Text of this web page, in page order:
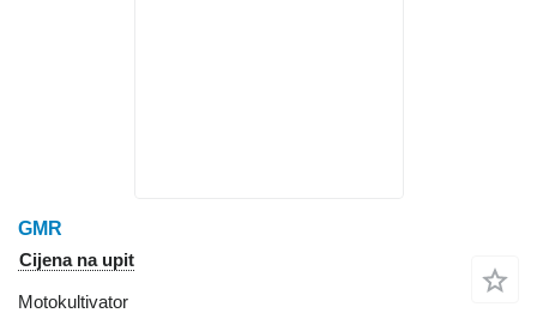
GMR
Cijena na upit
Motokultivator